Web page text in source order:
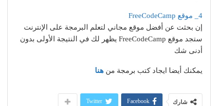
4_ موقع FreeCodeCamp
‏إن بحثت عن أفضل موقع مجاني لتعلم البرمجة على الإنترنت
ستجد موقع FreeCodeCamp يظهر لك في النتيجة الأولى بدون
أدنى شك
يمكنك أيضا ايجاد كتب برمجة من هنا
شارك Facebook
Twitter